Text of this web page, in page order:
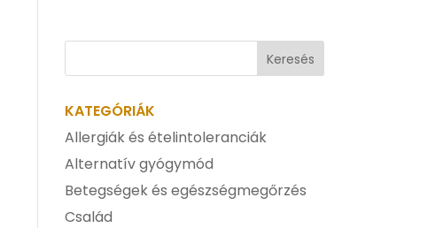
KATEGÓRIÁK
Allergiák és ételintoleranciák
Alternatív gyógymód
Betegségek és egészségmegőrzés
Család